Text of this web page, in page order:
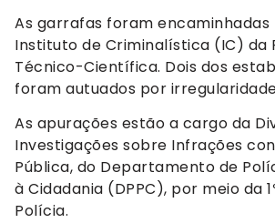
As garrafas foram
Instituto de Criminalística (IC) da
Técnico-Científica. Dois dos
foram autuados por
As apurações estão a cargo da
Investigações sobre Infrações
Pública, do Departamento de
à Cidadania (DPPC), por meio da
Polícia.